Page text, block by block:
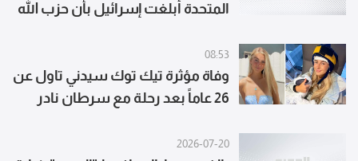
المتحدة أبلغت إسرائيل بأن حزب الله
عن الرد
08:53
وفاة مؤثرة تيك توك سيدني تاول عن
26 عاماً بعد رحلة مع سرطان نادر
2026-07-20